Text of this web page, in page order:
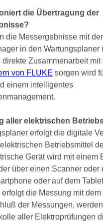
die Übertragung der
die Messergebnisse mit
in den Wartungsplaner
direkte Zusammenarbeit mit
von FLUKE sorgen wird
einem intelligentes
aller elektrischen
erfolgt die digitale
Betriebsmittel
Gerät wird mit einem
über einen Scanner oder
oder auf dem
die Messung mit dem
der Messungen,
aller Elektroprüfungen